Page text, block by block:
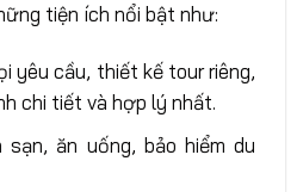
tiện ích nổi bật như:
yêu cầu, thiết kế tour riêng,
chi tiết và hợp lý nhất.
sạn, ăn uống, bảo hiểm du